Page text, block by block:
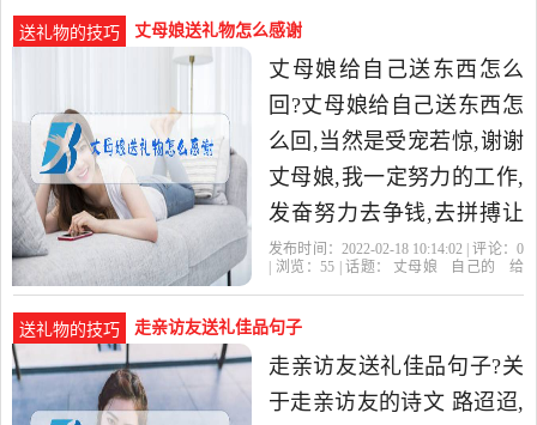
东西
送礼物的技巧 丈母娘送礼物怎么感谢
丈母娘给自己送东西怎么
回?丈母娘给自己送东西怎
么回,当然是受宠若惊,谢谢
丈母娘,我一定努力的工作,
发奋努力去争钱,去拼搏让
丈母娘大人放心,一定把自
发布时间：2022-02-18 10:14:02 | 评论： 0
| 浏览：55 | 话题： 丈母娘 自己的
给
送礼物的技巧 走亲访友送礼佳品句子
走亲访友送礼佳品句子?关
于走亲访友的诗文 路迢迢,